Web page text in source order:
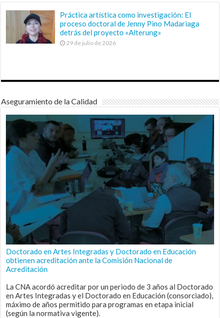
Práctica artística como investigación: El
proceso doctoral de Jenny Pino Madariaga
detrás del proyecto «Alterung»
29 de julio de 2026
Aseguramiento de la Calidad
Doctorado en Artes Integradas y Doctorado en Educación
obtienen acreditación ante la Comisión Nacional de
Acreditación
La CNA acordó acreditar por un periodo de 3 años al Doctorado
en Artes Integradas y el Doctorado en Educación (consorciado),
máximo de años permitido para programas en etapa inicial
(según la normativa vigente).